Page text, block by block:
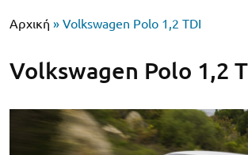
Αρχική » Volkswagen Polo 1,2 TDI
Volkswagen Polo 1,2